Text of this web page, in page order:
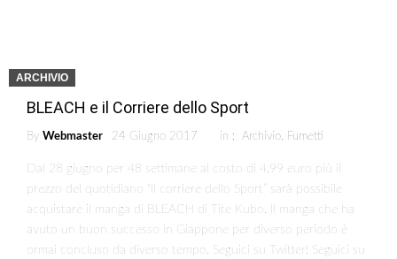
ARCHIVIO
BLEACH e il Corriere dello Sport
By Webmaster 24 Giugno 2017 in : Archivio, Fumetti
Dal 28 giugno per 48 settimane al costo di 4,99 euro più il
prezzo del quotidiano “Il corriere dello Sport” sarà possibile
acquistare il manga di BLEACH di Tite Kubo. Il manga che ha
avuto un buon successo in Giappone per diverso periodo è
ormai concluso da diverso tempo. Seguici su Twitter! Seguici su